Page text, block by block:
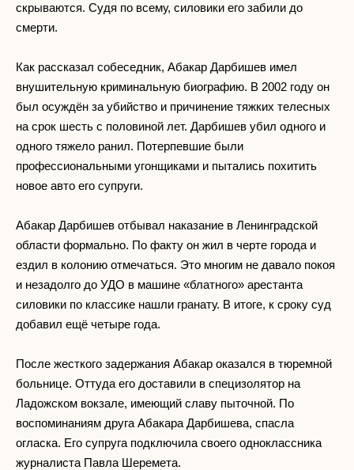
скрываются. Судя по всему, силовики его забили до
смерти.
Как рассказал собеседник, Абакар Дарбишев имел
внушительную криминальную биографию. В 2002 году он
был осуждён за убийство и причинение тяжких телесных
на срок шесть с половиной лет. Дарбишев убил одного и
одного тяжело ранил. Потерпевшие были
профессиональными угонщиками и пытались похитить
новое авто его супруги.
Абакар Дарбишев отбывал наказание в Ленинградской
области формально. По факту он жил в черте города и
ездил в колонию отмечаться. Это многим не давало покоя
и незадолго до УДО в машине «блатного» арестанта
силовики по классике нашли гранату. В итоге, к сроку суд
добавил ещё четыре года.
После жесткого задержания Абакар оказался в тюремной
больнице. Оттуда его доставили в специзолятор на
Ладожском вокзале, имеющий славу пыточной. По
воспоминаниям друга Абакара Дарбишева, спасла
огласка. Его супруга подключила своего одноклассника
журналиста Павла Шеремета.